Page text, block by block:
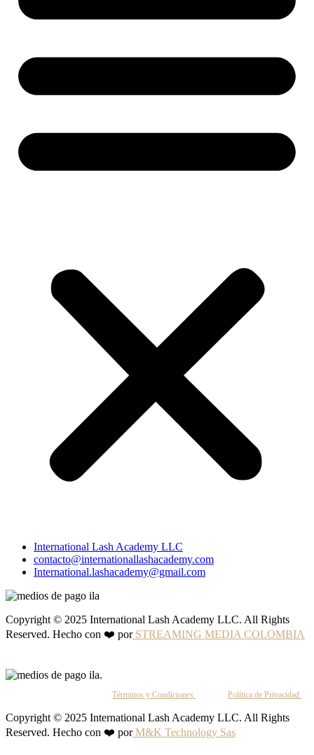
International Lash Academy LLC
contacto@internationallashacademy.com
International.lashacademy@gmail.com
Copyright © 2025 International Lash Academy LLC. All Rights
Reserved. Hecho con ❤️ porSTREAMING MEDIA COLOMBIA
Términos y Condiciones Política de Privacidad
Copyright © 2025 International Lash Academy LLC. All Rights
Reserved. Hecho con ❤️ porM&K Technology Sas